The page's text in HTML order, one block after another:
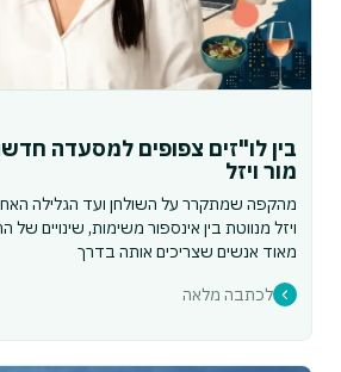
בין לו"זים צפופים למסעדה
מור ויזל
מהקפה שמתקרר על השולחן ועד הגלילה
ויזל מנווטת בין אינספור משימות, שינויים של
מאוד אנשים שצריכים אותה בדרך
לכתבה מלאה